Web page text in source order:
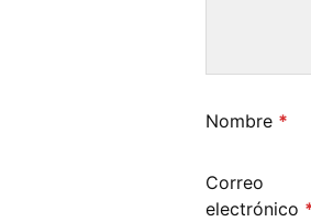
Nombre *
Correo
electrónico